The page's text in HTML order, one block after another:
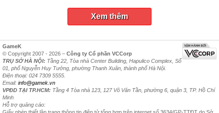
Xem thêm
GameK
© Copyright 2007 - 2026 – Công ty Cổ phần VCCorp
TRỤ SỞ HÀ NỘI: Tầng 22, Tòa nhà Center Building, Hapulico Complex, Số
01, phố Nguyễn Huy Tưởng, phường Thanh Xuân, thành phố Hà Nội.
Điện thoại: 024 7309 5555.
Email: info@gamek.vn
VPĐD TẠI TP.HCM: Tầng 4 Tòa nhà 123, 127 Võ Văn Tần, phường 6, quận 3, TP. Hồ Chí
Minh
Hỗ trợ quảng cáo: